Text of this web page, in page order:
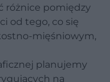
różnice pomiędzy
od tego, co się
mięśniowym,
planujemy
na